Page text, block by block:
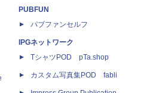
PUBFUN
パブファンセルフ
IPGネットワーク
TシャツPOD pTa.shop
カスタム写真集POD fabli